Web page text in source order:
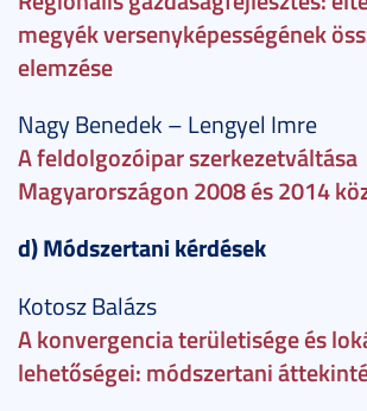
megyék versenyképességének
elemzése
Nagy Benedek – Lengyel Imre
A feldolgozóipar szerkezetváltása
Magyarországon 2008 és 2014
d) Módszertani kérdések
Kotosz Balázs
A konvergencia területisége és
lehetőségei: módszertani